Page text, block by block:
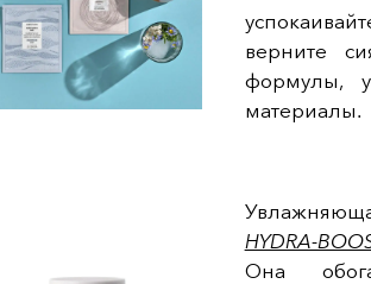
верните
формулы,
материалы.
HYDRA-
Она